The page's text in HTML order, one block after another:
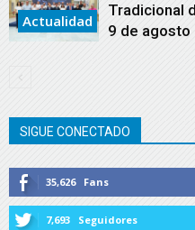
Actualidad
Tradicional
9 de agosto
SIGUE CONECTADO
35,626 Fans
7,693 Seguidores